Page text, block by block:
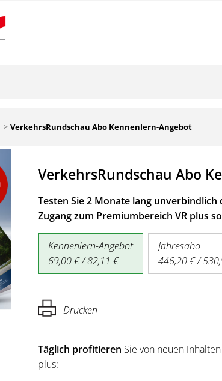
VerkehrsRundschau Abo Kennenlern-Angebot
VerkehrsRundschau Abo
Testen Sie 2 Monate lang
Zugang zum Premiumbereich VR plus
Kennenlern-Angebot
69,00 € / 82,11 €
Jahresabo
446,20 € /
Drucken
Täglich profitieren Sie von neuen
plus: